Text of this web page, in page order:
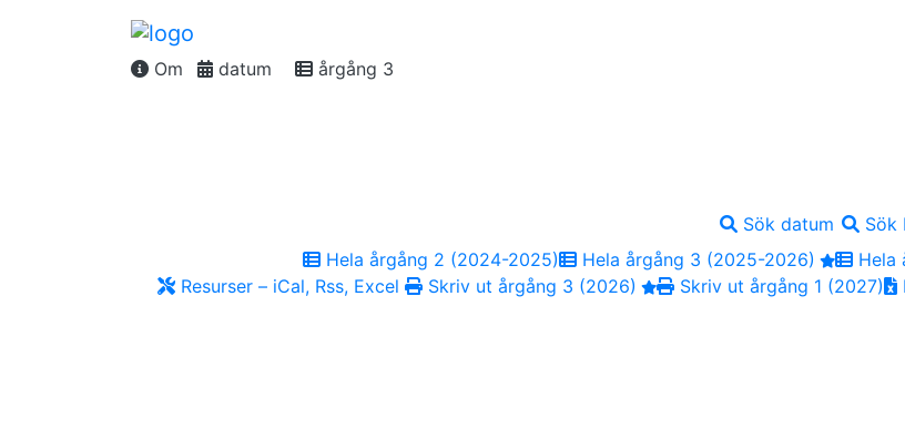
Om datum årgång 3
Sök datum
Sök
Hela årgång 2 (2024-2025)
Hela årgång 3 (2025-2026) Hela
Resurser – iCal, Rss, Excel
Skriv ut årgång 3 (2026) Skriv ut årgång 1 (2027)